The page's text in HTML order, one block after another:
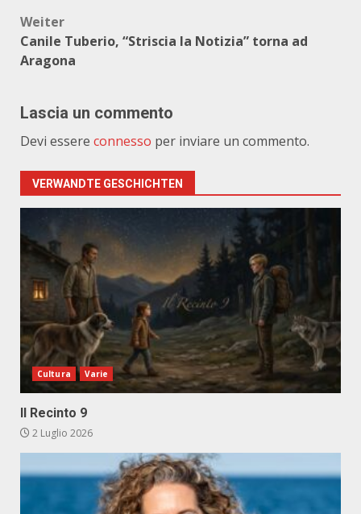
Weiter
Canile Tuberio, “Striscia la Notizia” torna ad
Aragona
Lascia un commento
Devi essere connesso per inviare un commento.
VERWANDTE GESCHICHTEN
Cultura Varie
Il Recinto 9
2 Luglio 2026